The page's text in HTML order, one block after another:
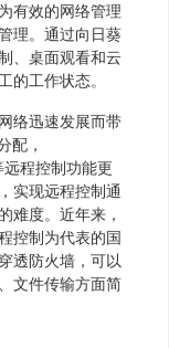
有效的网络管理
理。通过向日葵
、桌面观看和云
的工作状态。
络迅速发展而带
配，
程控制功能更
实现远程控制通
难度。近年来，
控制为代表的国
透防火墙，可以
文件传输方面简